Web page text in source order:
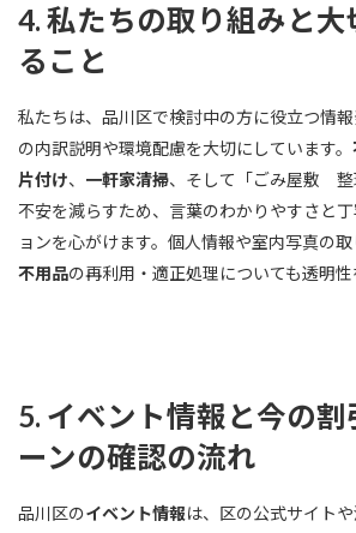
4. 私たちの取り組みと大
ること
私たちは、品川区で検討中の方に役立つ情
の内訳説明や環境配慮を大切にしています。
片付け、 一軒家清掃、そして「ごみ屋敷 整
不安を減らすため、言葉のわかりやすさと
ョンを心がけます。個人情報や室内写真の取
不用品の再利用・適正処理についても透明性
5. イベント情報と今の
ーンの確認の流れ
品川区のイベント情報は、区の公式サイト